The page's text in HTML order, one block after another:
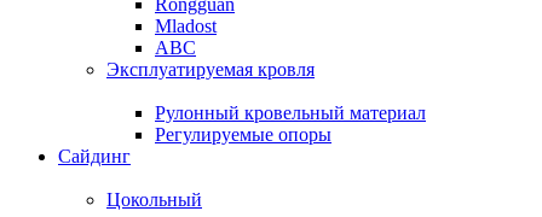
Rongguan
Mladost
ABC
Эксплуатируемая кровля
Рулонный кровельный материал
Регулируемые опоры
Сайдинг
Цокольный